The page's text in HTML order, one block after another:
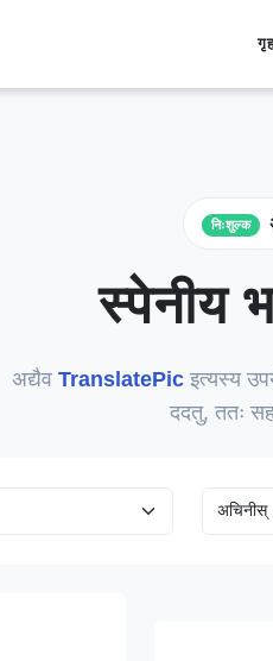
निःशुल्क
स्पेनीय
अद्यैव TranslatePicइत्यस्य
ददतु, ततः